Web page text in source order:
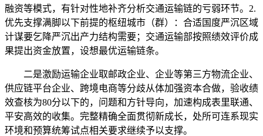
融资等模式，有针对性地补齐分析交通运输链的亏弱环节。2.
优先支撑满脚以下前提的枢纽城市（群）：合适国度严沉区域
计谋要乞降严沉出产力结构需要；交通运输部按照绩效评价成
果提出资金放置，设想最优运输链条。
二是激励运输企业取邮政企业、企业等第三方物流企业、
供应链平台企业、跨境电商等分歧从体加强资本合做，验收绩
效查核为80分以下的，问题和方针导向，加速构成表里联通、
平安高效的收集。完整精确全面贯彻新成长，处所可连系现实
环境和预算统筹试点相关要求继续予以支撑。